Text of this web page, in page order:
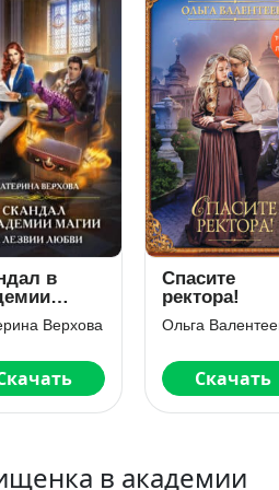
в
На
любви
Верхова
Спасите
ректора!
Ольга
Скачать
в академии